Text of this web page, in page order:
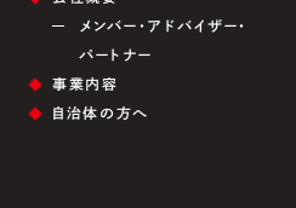
メンバー・アドバイザー・
パートナー
事業内容
自治体の方へ